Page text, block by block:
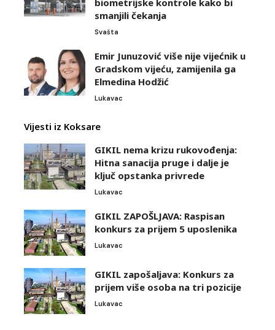
biometrijske kontrole kako bi
smanjili čekanja
Svašta
Emir Junuzović više nije vijećnik u
Gradskom vijeću, zamijenila ga
Elmedina Hodžić
Lukavac
Vijesti iz Koksare
GIKIL nema krizu rukovođenja:
Hitna sanacija pruge i dalje je
ključ opstanka privrede
Lukavac
GIKIL ZAPOŠLJAVA: Raspisan
konkurs za prijem 5 uposlenika
Lukavac
GIKIL zapošaljava: Konkurs za
prijem više osoba na tri pozicije
Lukavac